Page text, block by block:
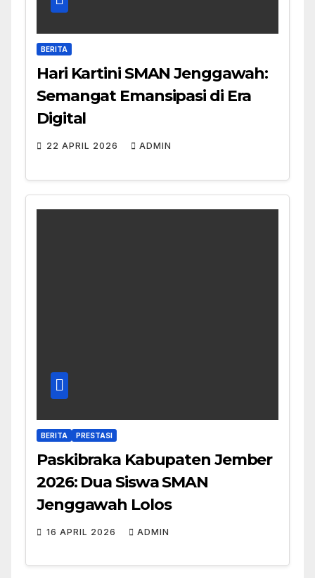
BERITA
Hari Kartini SMAN Jenggawah:
Semangat Emansipasi di Era
Digital
22 APRIL 2026 ADMIN
BERITA PRESTASI
Paskibraka Kabupaten Jember
2026: Dua Siswa SMAN
Jenggawah Lolos
16 APRIL 2026 ADMIN